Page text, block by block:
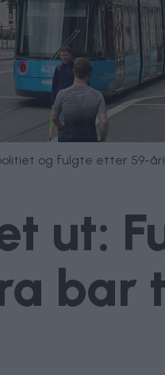
og fulgte etter 59-
ut:
bar